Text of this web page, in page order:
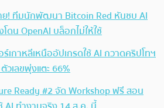
ย! ทีมนักพัฒนา Bitcoin Red หันซบ AI
ดน OpenAI บล็อกไม่ให้ใช้
ร์เกาหลีเหนืออัปเกรดใช้ AI กวาดคริปโทฯ
วเลขพุ่งแตะ 66%
Ready #2 จัด Workshop ฟรี สอน